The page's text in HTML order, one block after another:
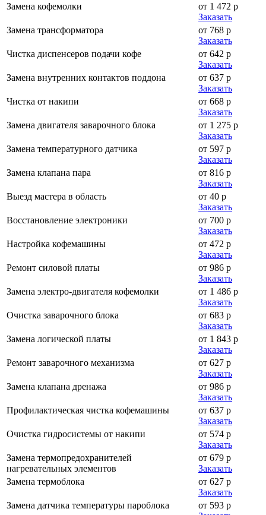
Замена кофемолки
от 1 472 р
Заказать
Замена трансформатора
от 768 р
Заказать
Чистка диспенсеров подачи кофе
от 642 р
Заказать
Замена внутренних контактов поддона
от 637 р
Заказать
Чистка от накипи
от 668 р
Заказать
Замена двигателя заварочного блока
от 1 275 р
Заказать
Замена температурного датчика
от 597 р
Заказать
Замена клапана пара
от 816 р
Заказать
Выезд мастера в область
от 40 р
Заказать
Восстановление электроники
от 700 р
Заказать
Настройка кофемашины
от 472 р
Заказать
Ремонт силовой платы
от 986 р
Заказать
Замена электро-двигателя кофемолки
от 1 486 р
Заказать
Очистка заварочного блока
от 683 р
Заказать
Замена логической платы
от 1 843 р
Заказать
Ремонт заварочного механизма
от 627 р
Заказать
Замена клапана дренажа
от 986 р
Заказать
Профилактическая чистка кофемашины
от 637 р
Заказать
Очистка гидросистемы от накипи
от 574 р
Заказать
Замена термопредохранителей
нагревательных элементов
от 679 р
Заказать
Замена термоблока
от 627 р
Заказать
Замена датчика температуры пароблока
от 593 р